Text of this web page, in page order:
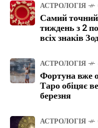
АСТРОЛОГІЯ
Самий
тиждень з 2
всіх знаків
АСТРОЛОГІЯ
Фортуна вже
Таро обіцяє
березня
АСТРОЛОГІЯ